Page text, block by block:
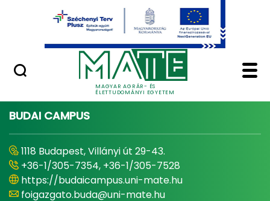
Ugrás a fő tartalomhoz
MAGYAR AGRÁR- ÉS
ÉLETTUDOMÁNYI EGYETEM
Minőségügy
Home - Magyar
BUDAI CAMPUS
1118 Budapest, Villányi út 29-43.
+36-1/305-7354, +36-1/305-7528
https://budaicampus.uni-mate.hu
foigazgato.buda@uni-mate.hu